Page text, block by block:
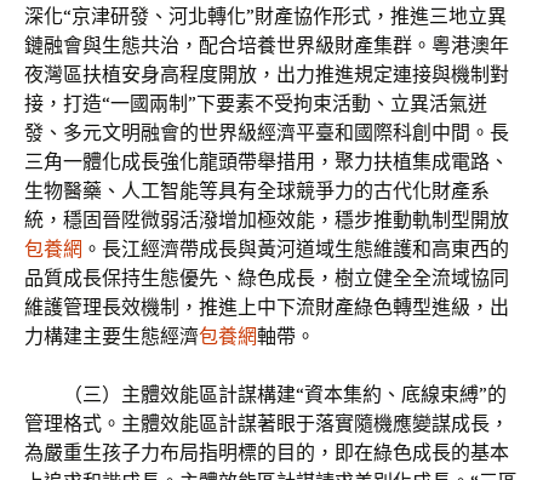
深化“京津研發、河北轉化”財產協作形式，推進三地立異
鏈融會與生態共治，配合培養世界級財產集群。粵港澳年
夜灣區扶植安身高程度開放，出力推進規定連接與機制對
接，打造“一國兩制”下要素不受拘束活動、立異活氣迸
發、多元文明融會的世界級經濟平臺和國際科創中間。長
三角一體化成長強化龍頭帶舉措用，聚力扶植集成電路、
生物醫藥、人工智能等具有全球競爭力的古代化財產系
統，穩固晉陞微弱活潑增加極效能，穩步推動軌制型開放
包養網 。長江經濟帶成長與黃河道域生態維護和高東西的
品質成長保持生態優先、綠色成長，樹立健全全流域協同
維護管理長效機制，推進上中下流財產綠色轉型進級，出
力構建主要生態經濟包養網軸帶。
（三）主體效能區計謀構建“資本集約、底線束縛”的
管理格式。主體效能區計謀著眼于落實隨機應變謀成長，
為嚴重生孩子力布局指明標的目的，即在綠色成長的基本